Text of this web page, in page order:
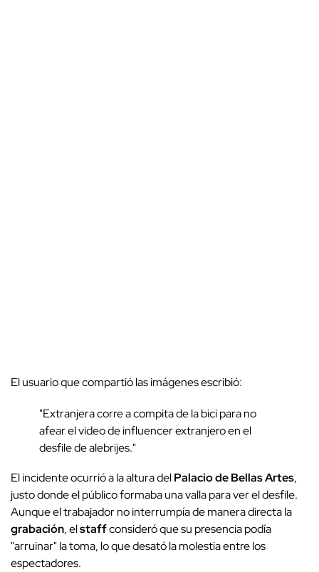
El usuario que compartió las imágenes escribió:
"Extranjera corre a compita de la bici para no
afear el video de influencer extranjero en el
desfile de alebrijes."
El incidente ocurrió a la altura delPalacio de Bellas Artes,
justo donde el público formaba una valla para ver el desfile.
Aunque el trabajador no interrumpía de manera directa la
grabación, elstaffconsideró que su presencia podía
"arruinar" la toma, lo que desató la molestia entre los
espectadores.